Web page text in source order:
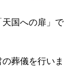
国への扉」で
葬儀を行いま